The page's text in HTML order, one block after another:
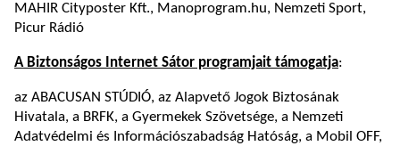
MAHIR Cityposter Kft., Manoprogram.hu, Nemzeti Sport,
Picur Rádió
A Biztonságos Internet Sátor programjait támogatja:
az ABACUSAN STÚDIÓ, az Alapvető Jogok Biztosának
Hivatala, a BRFK, a Gyermekek Szövetsége, a Nemzeti
Adatvédelmi és Információszabadság Hatóság, a Mobil OFF,